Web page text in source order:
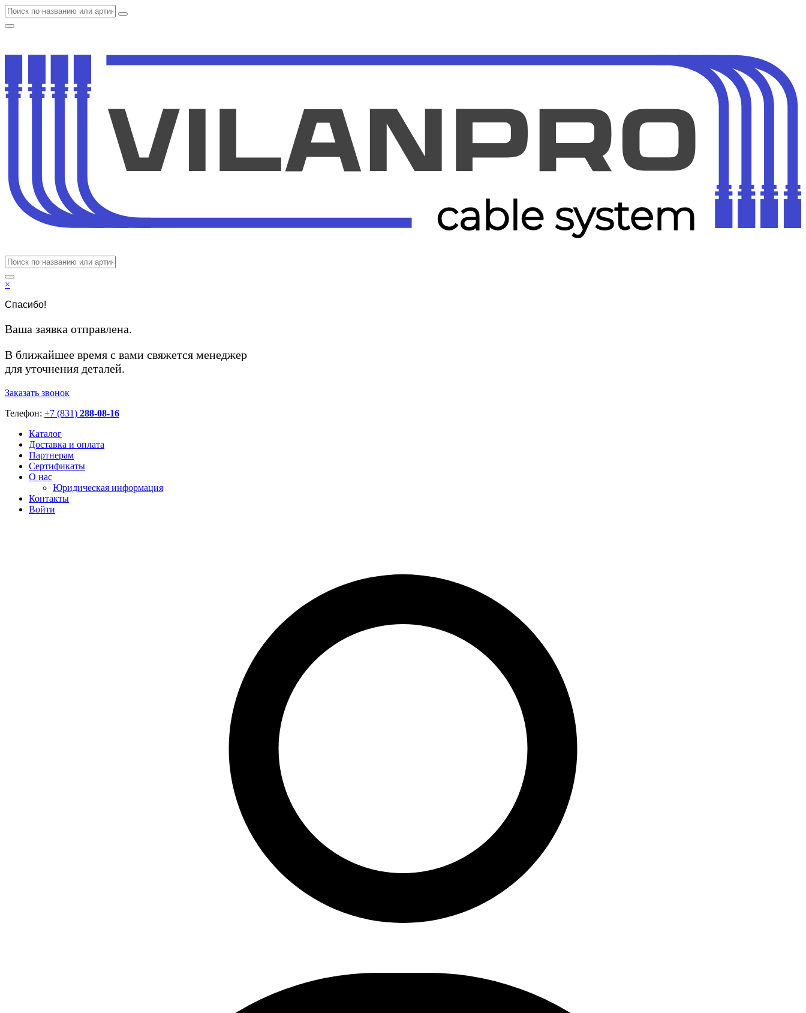
×
Спасибо!
Ваша заявка отправлена.
В ближайшее время с вами свяжется менеджер
для уточнения деталей.
Заказать звонок
Телефон: +7 (831) 288-08-16
Каталог
Доставка и оплата
Партнерам
Сертификаты
О нас
Юридическая информация
Контакты
Войти